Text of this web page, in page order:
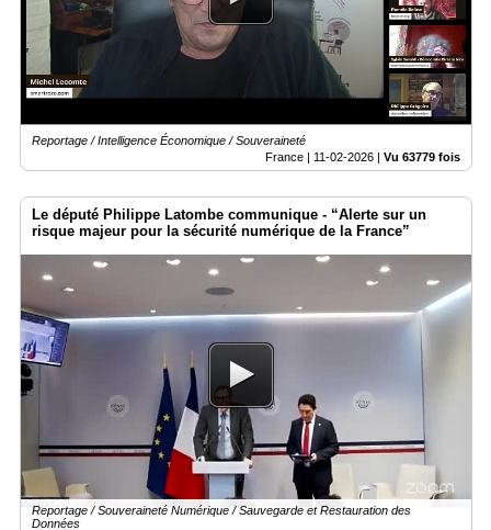
Reportage / Intelligence Économique / Souveraineté
France | 11-02-2026 | Vu 63779 fois
Le député Philippe Latombe communique - “Alerte sur un
risque majeur pour la sécurité numérique de la France”
Reportage / Souveraineté Numérique / Sauvegarde et Restauration des
Données